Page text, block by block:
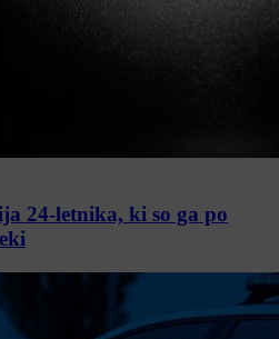
24-letnika, ki so ga po